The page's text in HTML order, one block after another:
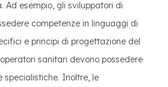
Ad esempio, gli sviluppatori di
competenze in linguaggi di
e principi di progettazione del
sanitari devono possedere
specialistiche. Inoltre, le